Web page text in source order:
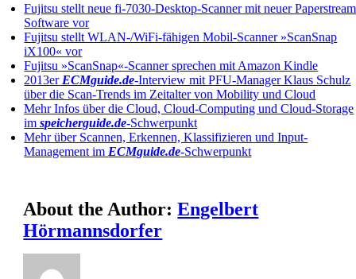
Fujitsu stellt neue fi-7030-Desktop-Scanner mit neuer
Software vor
Fujitsu stellt WLAN-/WiFi-fähigen Mobil-Scanner »ScanSnap
iX100« vor
Fujitsu »ScanSnap«-Scanner sprechen mit Amazon Kindle
2013er ECMguide.de-Interview mit PFU-Manager Klaus Schulz
über die Scan-Trends im Zeitalter von Mobility und Cloud
Mehr Infos über die Cloud, Cloud-Computing und Cloud-Storage
imspeicherguide.de-Schwerpunkt
Mehr über Scannen, Erkennen, Klassifizieren und Input-
Management im ECMguide.de-Schwerpunkt
About the Author:Engelbert
Hörmannsdorfer